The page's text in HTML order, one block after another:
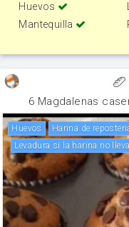
Huevos
Mantequilla
6 Magdalenas
huevos
Harina de
Levadura si la harina no lleva